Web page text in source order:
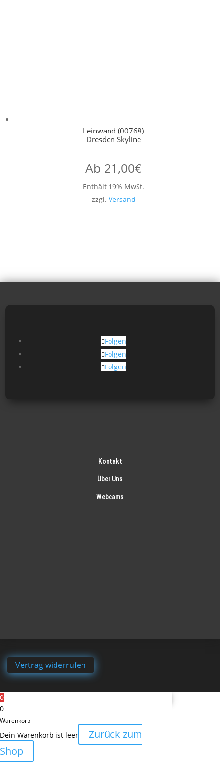
Leinwand (00768)
Dresden Skyline
Ab 21,00€
Enthält 19% MwSt.
zzgl. Versand
Folgen
Folgen
Folgen
Kontakt
Über Uns
Webcams
Vertrag widerrufen
0
0
Warenkorb
Dein Warenkorb ist leer
Zurück zum
Shop